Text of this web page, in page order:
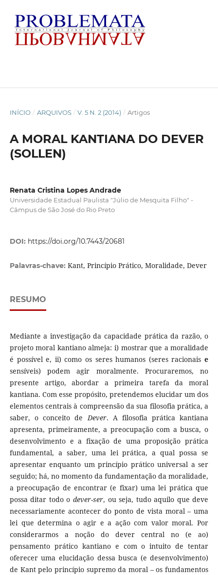
INÍCIO / ARQUIVOS / V. 5 N. 2 (2014) / Artigos
A MORAL KANTIANA DO DEVER
(SOLLEN)
Renata Cristina Lopes Andrade
Universidade Estadual Paulista "Júlio de Mesquita Filho" -
Câmpus de São José do Rio Preto
DOI: https://doi.org/10.7443/20681
Palavras-chave: Kant, Princípio Prático, Moralidade, Dever
RESUMO
Mediante a investigação da capacidade prática da razão, o
projeto moral kantiano almeja: i) mostrar que a moralidade
é possível e, ii) como os seres humanos (seres racionaise
sensíveis) podem agir moralmente. Procuraremos, no
presente artigo, abordar a primeira tarefa da moral
kantiana. Com esse propósito, pretendemos elucidar um dos
elementos centrais à compreensão da sua filosofia prática, a
saber, o conceito deDever. A filosofia prática kantiana
apresenta, primeiramente, a preocupação com a busca, o
desenvolvimento e a fixação de uma proposição prática
fundamental, a saber, uma lei prática, a qual possa se
apresentar enquanto um princípio prático universal a ser
seguido; há, no momento da fundamentação da moralidade,
a preocupação de encontrar (e fixar) uma lei prática que
possa ditar todo o dever-ser, ou seja, tudo aquilo que deve
necessariamente acontecer do ponto de vista moral – uma
lei que determina o agir e a ação com valor moral. Por
considerarmos a noção do dever central no (e ao)
pensamento prático kantiano e com o intuito de tentar
oferecer uma elucidação dessa busca (e desenvolvimento)
de Kant pelo princípio supremo da moral – os fundamentos